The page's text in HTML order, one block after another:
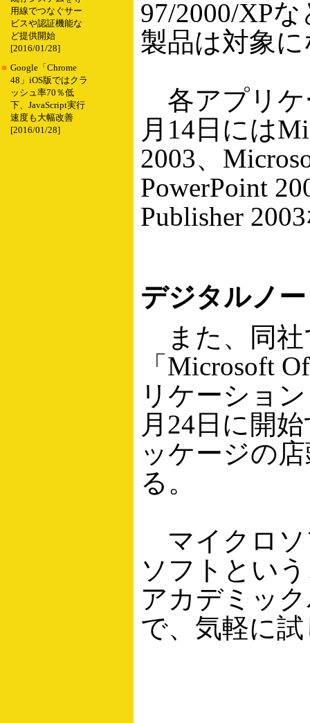
用線でつなぐサー
ビスや認証機能な
ど提供開始
[2016/01/28]
■ Google「Chrome
48」iOS版ではクラ
ッシュ率70％低
下、JavaScript実行
速度も大幅改善
[2016/01/28]
97/2000/XP
製品は対象
各アプリケ
月14日には
2003、
PowerPoint
Publisher
デジタルノ
また、同社
「Microsoft
リケーショ
月24日に開
ッケージの
る。
マイクロソ
ソフトとい
アカデミッ
で、気軽に